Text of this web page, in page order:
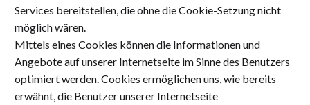
Services bereitstellen, die ohne die Cookie-Setzung nicht
möglich wären.
Mittels eines Cookies können die Informationen und
Angebote auf unserer Internetseite im Sinne des Benutzers
optimiert werden. Cookies ermöglichen uns, wie bereits
erwähnt, die Benutzer unserer Internetseite